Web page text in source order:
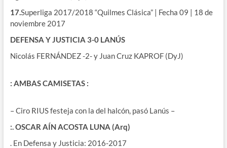
17.Superliga 2017/2018 “Quilmes Clásica” | Fecha 09 | 18 de
noviembre 2017
DEFENSA Y JUSTICIA 3-0 LANÚS
Nicolás FERNÁNDEZ -2- y Juan Cruz KAPROF (DyJ)
: AMBAS CAMISETAS :
– Ciro RIUS festeja con la del halcón, pasó Lanús –
:. OSCAR AÍN ACOSTA LUNA (Arq)
. En Defensa y Justicia: 2016-2017